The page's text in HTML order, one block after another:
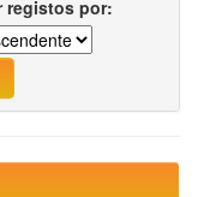
registos por: